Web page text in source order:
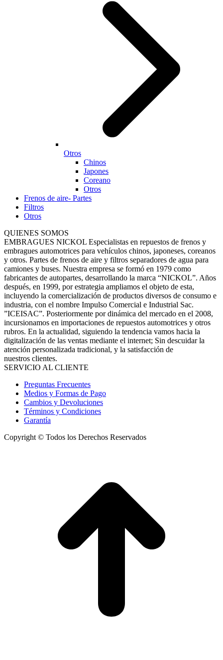
Otros
Chinos
Japones
Coreano
Otros
Frenos de aire- Partes
Filtros
Otros
QUIENES SOMOS
EMBRAGUES NICKOL Especialistas en repuestos de frenos y
embragues automotrices para vehículos chinos, japoneses, coreanos
y otros. Partes de frenos de aire y filtros separadores de agua para
camiones y buses. Nuestra empresa se formó en 1979 como
fabricantes de autopartes, desarrollando la marca “NICKOL”. Años
después, en 1999, por estrategia ampliamos el objeto de esta,
incluyendo la comercialización de productos diversos de consumo e
industria, con el nombre Impulso Comercial e Industrial Sac.
”ICEISAC”. Posteriormente por dinámica del mercado en el 2008,
incursionamos en importaciones de repuestos automotrices y otros
rubros. En la actualidad, siguiendo la tendencia vamos hacia la
digitalización de las ventas mediante el internet; Sin descuidar la
atención personalizada tradicional, y la satisfacción de
nuestros clientes.
SERVICIO AL CLIENTE
Preguntas Frecuentes
Medios y Formas de Pago
Cambios y Devoluciones
Términos y Condiciones
Garantía
Copyright © Todos los Derechos Reservados